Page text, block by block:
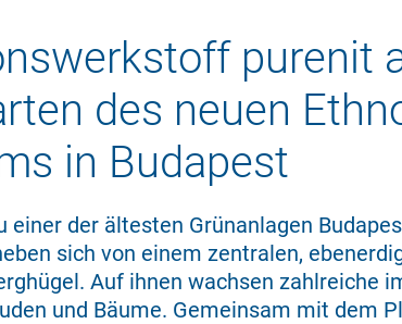
purenit
des neuen
in Budapest
einer der ältesten Grünanlagen
sich von einem zentralen,
Auf ihnen wachsen zahlreiche
und Bäume. Gemeinsam mit dem